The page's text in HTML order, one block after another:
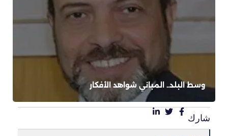
وسط البلد.. المباني شواهد الأفكار
شارك